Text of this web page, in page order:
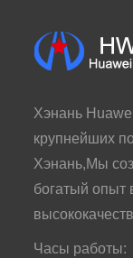
Хэнань
крупнейших
Хэнань,Мы
богатый опыт
Часы работы: